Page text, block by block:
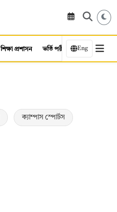
শিক্ষা প্রশাসন ভর্তি পরীক্ষা কর্মসংস্থান
Eng
ক্যাম্পাস স্পোর্টস